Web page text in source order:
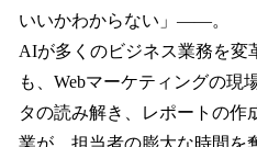
いいかわからない」——。
AIが多くのビジネス業務を変
も、Webマーケティングの現
タの読み解き、レポートの作
業が、担当者の膨大な時間を